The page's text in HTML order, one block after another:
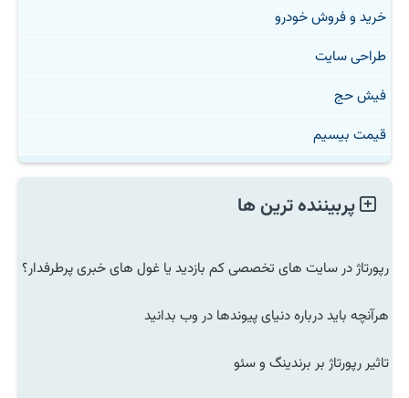
خرید و فروش خودرو
طراحی سایت
فیش حج
قیمت بیسیم
پربیننده ترین ها
رپورتاژ در سایت های تخصصی کم بازدید یا غول های خبری پرطرفدار؟
هرآنچه باید درباره دنیای پیوندها در وب بدانید
تاثیر رپورتاژ بر برندینگ و سئو